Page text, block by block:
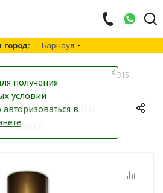
город Барнаул
Краска-спрей ODIS
450мл
золотой 18к
╳
получения
условий
авторизоваться в